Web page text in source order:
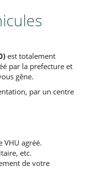
est totalement
par la prefecture et
gêne.
par un centre
agréé.
etc.
de votre